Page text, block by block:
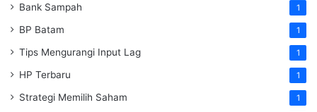
Bank Sampah 1
BP Batam 1
Tips Mengurangi Input Lag 1
HP Terbaru 1
Strategi Memilih Saham 1